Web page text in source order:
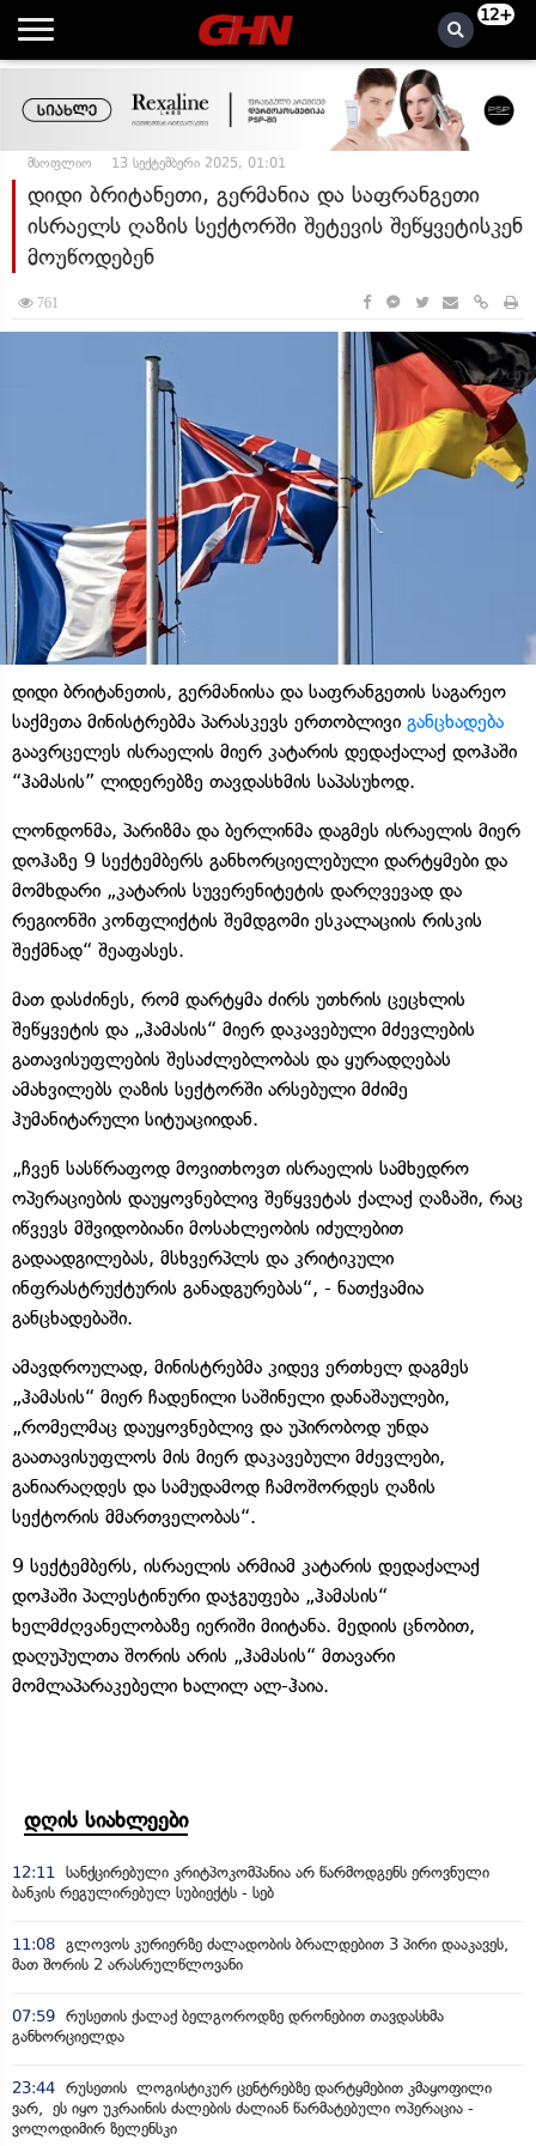
12+
მსოფლიო 13 სექტემბერი 2025, 01:01
დიდი ბრიტანეთი, გერმანია და საფრანგეთი
ისრაელს ღაზის სექტორში შეტევის შეწყვეტისკენ
მოუწოდებენ
761
დიდი ბრიტანეთის, გერმანიისა და საფრანგეთის საგარეო
საქმეთა მინისტრებმა პარასკევს ერთობლივი განცხადება
გაავრცელეს ისრაელის მიერ კატარის დედაქალაქ დოჰაში
“ჰამასის” ლიდერებზე თავდასხმის საპასუხოდ.
ლონდონმა, პარიზმა და ბერლინმა დაგმეს ისრაელის მიერ
დოჰაზე 9 სექტემბერს განხორციელებული დარტყმები და
მომხდარი „კატარის სუვერენიტეტის დარღვევად და
რეგიონში კონფლიქტის შემდგომი ესკალაციის რისკის
შექმნად“ შეაფასეს.
მათ დასძინეს, რომ დარტყმა ძირს უთხრის ცეცხლის
შეწყვეტის და „ჰამასის“ მიერ დაკავებული მძევლების
გათავისუფლების შესაძლებლობას და ყურადღებას
ამახვილებს ღაზის სექტორში არსებული მძიმე
ჰუმანიტარული სიტუაციიდან.
„ჩვენ სასწრაფოდ მოვითხოვთ ისრაელის სამხედრო
ოპერაციების დაუყოვნებლივ შეწყვეტას ქალაქ ღაზაში, რაც
იწვევს მშვიდობიანი მოსახლეობის იძულებით
გადაადგილებას, მსხვერპლს და კრიტიკული
ინფრასტრუქტურის განადგურებას“, - ნათქვამია
განცხადებაში.
ამავდროულად, მინისტრებმა კიდევ ერთხელ დაგმეს
„ჰამასის“ მიერ ჩადენილი საშინელი დანაშაულები,
„რომელმაც დაუყოვნებლივ და უპირობოდ უნდა
გაათავისუფლოს მის მიერ დაკავებული მძევლები,
განიარაღდეს და სამუდამოდ ჩამოშორდეს ღაზის
სექტორის მმართველობას“.
9 სექტემბერს, ისრაელის არმიამ კატარის დედაქალაქ
დოჰაში პალესტინური დაჯგუფება „ჰამასის“
ხელმძღვანელობაზე იერიში მიიტანა. მედიის ცნობით,
დაღუპულთა შორის არის „ჰამასის“ მთავარი
მომლაპარაკებელი ხალილ ალ-ჰაია.
დღის სიახლეები
12:11
სანქცირებული კრიტპოკომპანია არ წარმოდგენს ეროვნული
ბანკის რეგულირებულ სუბიექტს - სებ
11:08 გლოვოს კურიერზე ძალადობის ბრალდებით 3 პირი დააკავეს,
მათ შორის 2 არასრულწლოვანი
07:59 რუსეთის ქალაქ ბელგოროდზე დრონებით თავდასხმა
განხორციელდა
23:44 რუსეთის ლოგისტიკურ ცენტრებზე დარტყმებით კმაყოფილი
ვარ, ეს იყო უკრაინის ძალების ძალიან წარმატებული ოპერაცია -
ვოლოდიმირ ზელენსკი